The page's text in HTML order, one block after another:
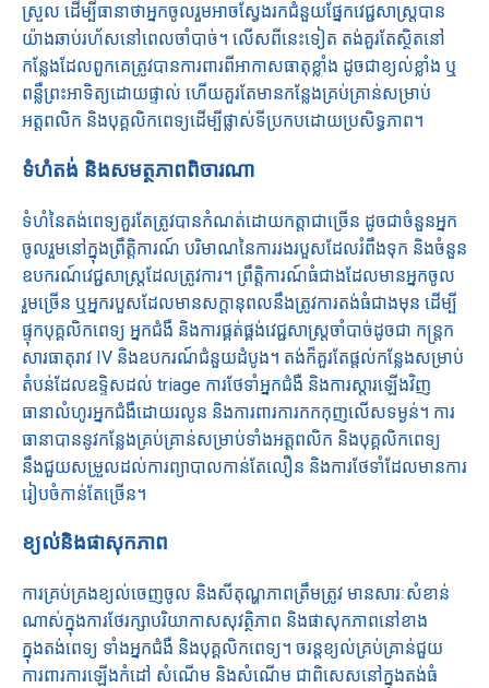
ស្រួល ដើម្បីធានាថាអ្នកចូលរួមអាចស្វែងរកជំនួយផ្នែកវេជ្ជសាស្រ្តបាន
យ៉ាងឆាប់រហ័សនៅពេលចាំបាច់។ លើសពីនេះទៀត តង់គួរតែស្ថិតនៅ
កន្លែងដែលពួកគេត្រូវបានការពារពីអាកាសធាតុខ្លាំង ដូចជាខ្យល់ខ្លាំង ឬ
ពន្លឺព្រះអាទិត្យដោយផ្ទាល់ ហើយគួរតែមានកន្លែងគ្រប់គ្រាន់សម្រាប់
អត្តពលិក និងបុគ្គលិកពេទ្យដើម្បីផ្លាស់ទីប្រកបដោយប្រសិទ្ធភាព។
ទំហំតង់ និងសមត្ថភាពពិចារណា
ទំហំនៃតង់ពេទ្យគួរតែត្រូវបានកំណត់ដោយកត្តាជាច្រើន ដូចជាចំនួនអ្នក
ចូលរួមនៅក្នុងព្រឹត្តិការណ៍ បរិមាណនៃការរងរបួសដែលរំពឹងទុក និងចំនួន
ឧបករណ៍វេជ្ជសាស្ត្រដែលត្រូវការ។ ព្រឹត្តិការណ៍ធំជាងដែលមានអ្នកចូល
រួមច្រើន ឬអ្នករបួសដែលមានសក្តានុពលនឹងត្រូវការតង់ធំជាងមុន ដើម្បី
ផ្ទុកបុគ្គលិកពេទ្យ អ្នកជំងឺ និងការផ្គត់ផ្គង់វេជ្ជសាស្រ្តចាំបាច់ដូចជា កន្ត្រក
សារធាតុរាវ IV និងឧបករណ៍ជំនួយដំបូង។ តង់ក៏គួរតែផ្តល់កន្លែងសម្រាប់
តំបន់ដែលឧទ្ទិសដល់ triage ការថែទាំអ្នកជំងឺ និងការស្តារឡើងវិញ
ធានាលំហូរអ្នកជំងឺដោយរលូន និងការពារការកកកុញលើសទម្ងន់។ ការ
ធានាបាននូវកន្លែងគ្រប់គ្រាន់សម្រាប់ទាំងអត្តពលិក និងបុគ្គលិកពេទ្យ
នឹងជួយសម្រួលដល់ការព្យាបាលកាន់តែលឿន និងការថែទាំដែលមានការ
រៀបចំកាន់តែច្រើន។
ខ្យល់និងផាសុកភាព
ការគ្រប់គ្រងខ្យល់ចេញចូល និងសីតុណ្ហភាពត្រឹមត្រូវ មានសារៈសំខាន់
ណាស់ក្នុងការថែរក្សាបរិយាកាសសុវត្ថិភាព និងផាសុកភាពនៅខាង
ក្នុងតង់ពេទ្យ ទាំងអ្នកជំងឺ និងបុគ្គលិកពេទ្យ។ ចរន្តខ្យល់គ្រប់គ្រាន់ជួយ
ការពារការឡើងកំដៅ សំណើម និងសំណើម ជាពិសេសនៅក្នុងតង់ធំ